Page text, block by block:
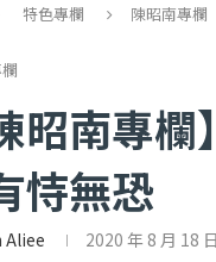
特色專欄 陳昭南專欄
昭南專
恃無恐
Aliee 2020 年 8 月 18 日